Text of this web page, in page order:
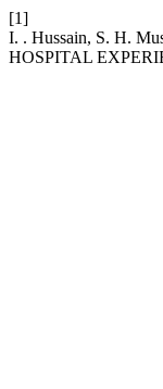
[1]
I. . Hussain, S. H.
HOSPITAL